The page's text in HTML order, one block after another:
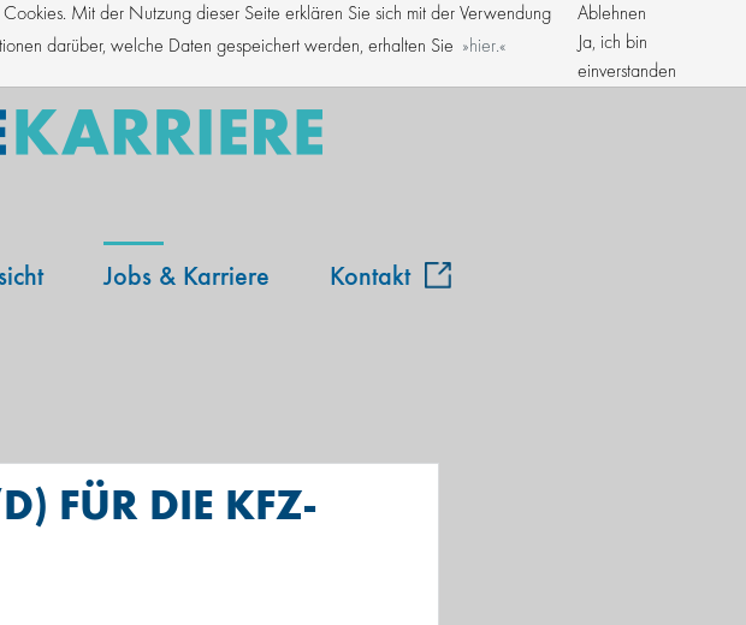
Mit der Nutzung dieser Seite erklären Sie sich mit der Verwendung
darüber, welche Daten gespeichert werden, erhalten Sie
hier.
Ablehnen
Ja, ich bin
einverstanden
Kroschke Gruppe
Jobs & Karriere Kontakt
FÜR DIE KFZ-